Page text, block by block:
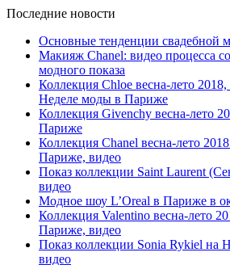
Последние новости
Основные тенденции свадебной
Макияж Chanel: видео процесса
модного показа
Коллекция Chloe весна-лето 2018,
Неделе моды в Париже
Коллекция Givenchy весна-лето
Париже
Коллекция Chanel весна-лето
Париже, видео
Показ коллекции Saint Laurent
видео
Модное шоу L’Oreal в Париже в
Коллекция Valentino весна-лето
Париже, видео
Показ коллекции Sonia Rykiel на
видео